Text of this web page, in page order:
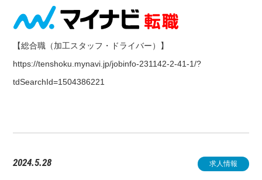
【総合職（加工スタッフ・ドライバー）】
https://tenshoku.mynavi.jp/jobinfo-231142-2-41-1/?
tdSearchId=1504386221
求人情報
2024.5.28